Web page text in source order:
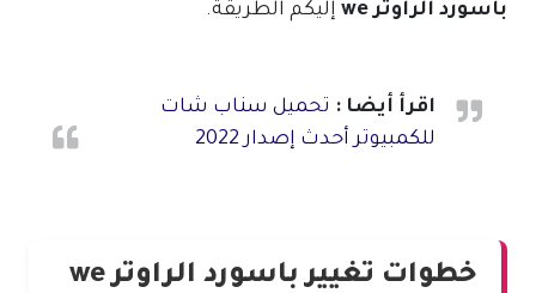
باسورد الراوتر we
إليكم الطريقة.
اقرأ أيضا : تحميل سناب شات
للكمبيوتر أحدث إصدار 2022
خطوات تغيير باسورد الراوتر we